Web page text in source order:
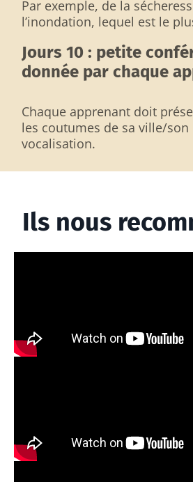
Par exemple, de la
l’inondation, lequel est le
Jours 10 : petite
donnée par chaque
Chaque apprenant doit
les coutumes de sa ville/
vocalisation.
Ils nous